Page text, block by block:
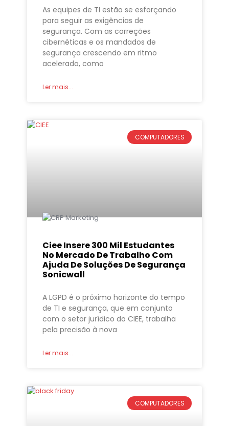
As equipes de TI estão se esforçando
para seguir as exigências de
segurança. Com as correções
cibernéticas e os mandados de
segurança crescendo em ritmo
acelerado, como
Ler mais...
COMPUTADORES
Ciee Insere 300 Mil Estudantes
No Mercado De Trabalho Com
Ajuda De Soluções De Segurança
Sonicwall
A LGPD é o próximo horizonte do tempo
de TI e segurança, que em conjunto
com o setor jurídico do CIEE, trabalha
pela precisão à nova
Ler mais...
COMPUTADORES